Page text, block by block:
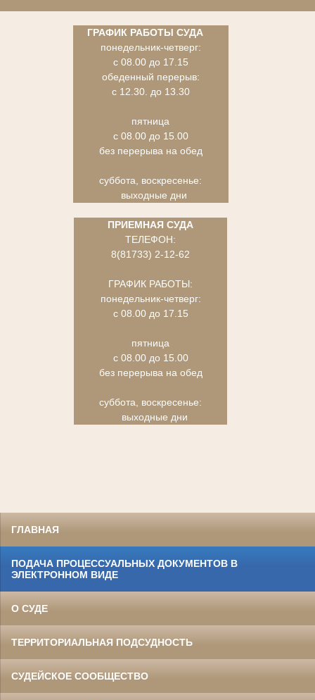
ГРАФИК РАБОТЫ СУДА
понедельник-четверг:
с 08.00 до 17.15
обеденный перерыв:
с 12.30. до 13.30
пятница
с 08.00 до 15.00
без перерыва на обед
суббота, воскресенье:
выходные дни
ПРИЕМНАЯ СУДА
ТЕЛЕФОН:
8(81733) 2-12-62
ГРАФИК РАБОТЫ:
понедельник-четверг:
с 08.00 до 17.15
пятница
с 08.00 до 15.00
без перерыва на обед
суббота, воскресенье:
выходные дни
ГЛАВНАЯ
ПОДАЧА ПРОЦЕССУАЛЬНЫХ ДОКУМЕНТОВ В
ЭЛЕКТРОННОМ ВИДЕ
О СУДЕ
ТЕРРИТОРИАЛЬНАЯ ПОДСУДНОСТЬ
СУДЕЙСКОЕ СООБЩЕСТВО